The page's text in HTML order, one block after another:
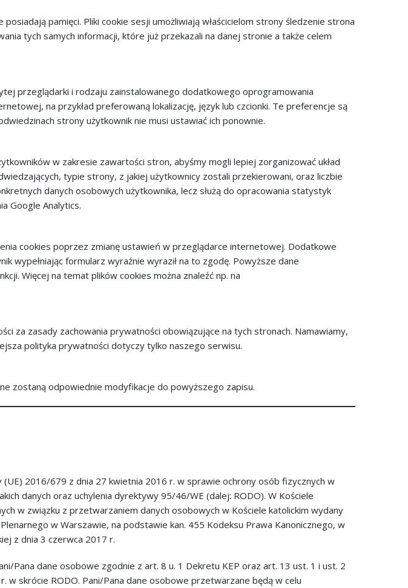
pamięci. Pliki cookie sesji umożliwiają właścicielom strony śledzenie strona
tych samych informacji, które już przekazali na danej stronie a także celem
przeglądarki i rodzaju zainstalowanego dodatkowego oprogramowania
na przykład preferowaną lokalizację, język lub czcionki. Te preferencje są
strony użytkownik nie musi ustawiać ich ponownie.
w zakresie zawartości stron, abyśmy mogli lepiej zorganizować układ
typie strony, z jakiej użytkownicy zostali przekierowani, oraz liczbie
danych osobowych użytkownika, lecz służą do opracowania statystyk
Google Analytics.
cookies poprzez zmianę ustawień w przeglądarce internetowej. Dodatkowe
wypełniając formularz wyraźnie wyraził na to zgodę. Powyższe dane
Więcej na temat plików cookies można znaleźć np. na
za zasady zachowania prywatności obowiązujące na tych stronach. Namawiamy,
polityka prywatności dotyczy tylko naszego serwisu.
zostaną odpowiednie modyfikacje do powyższego zapisu.
2016/679 z dnia 27 kwietnia 2016 r. w sprawie ochrony osób fizycznych w
danych oraz uchylenia dyrektywy 95/46/WE (dalej: RODO). W Kościele
w związku z przetwarzaniem danych osobowych w Kościele katolickim wydany
w Warszawie, na podstawie kan. 455 Kodeksu Prawa Kanonicznego, w
z dnia 3 czerwca 2017 r.
Pana dane osobowe zgodnie z art. 8 u. 1 Dekretu KEP oraz art. 13 ust. 1 i ust. 2
skrócie RODO. Pani/Pana dane osobowe przetwarzane będą w celu